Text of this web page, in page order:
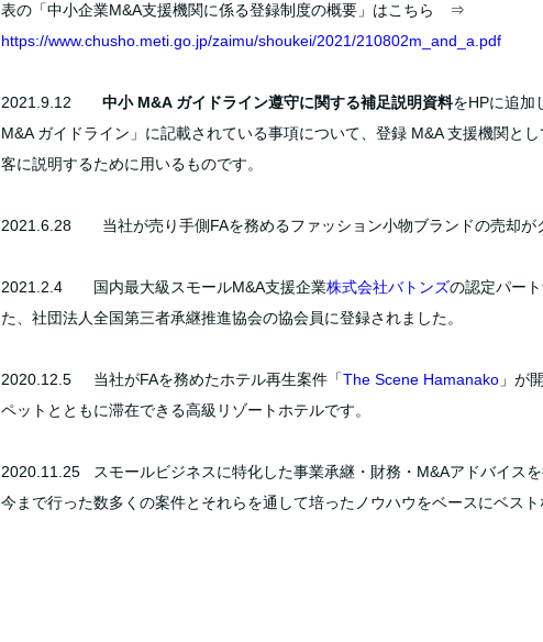
表の「中小企業M&A支援機関に係る登録制度の概要」はこちら ⇒
https://www.chusho.meti.go.jp/zaimu/shoukei/2021/210802m_and_a.pdf
2021.9.12 中小 M&A ガイドライン遵守に関する補足説明資料をHPに追加
M&A ガイドライン」に記載されている事項について、登録 M&A 支援機関と
客に説明するために用いるものです。
2021.6.28 当社が売り手側FAを務めるファッション小物ブランドの売却が
2021.2.4 国内最大級スモールM&A支援企業株式会社バトンズの認定パー
た、社団法人全国第三者承継推進協会の協会員に登録されました。
2020.12.5 当社がFAを務めたホテル再生案件「The Scene Hamanako 」が
ペットとともに滞在できる高級リゾートホテルです。
2020.11.25 スモールビジネスに特化した事業承継・財務・M&Aアドバイス
今まで行った数多くの案件とそれらを通して培ったノウハウをベースにベスト